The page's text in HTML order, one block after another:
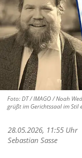
Foto: DT / IMAGO / Noah
grüßt im Gerichtssaal im Stil
28.05.2026, 11:55 Uhr
Sebastian Sasse